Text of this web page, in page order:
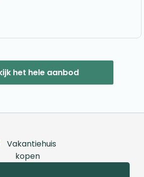
het hele aanbod